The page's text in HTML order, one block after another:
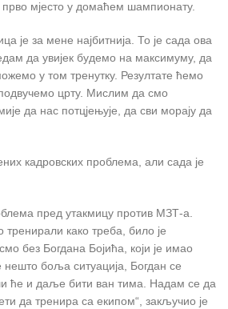
мјесто у домаћем шампионату.
је за мене најбитнија. То је сада ова
да увијек будемо на максимуму, да
у том тренутку. Резултате ћемо
подвучемо црту. Мислим да смо
да нас потцјењује, да сви морају да
кадровских проблема, али сада је
пред утакмицу против МЗТ-а.
тренирали како треба, било је
без Богдана Бојића, који је имао
нешто боља ситуација, Богдан се
ће и даље бити ван тима. Надам се да
да тренира са екипом“, закључио је